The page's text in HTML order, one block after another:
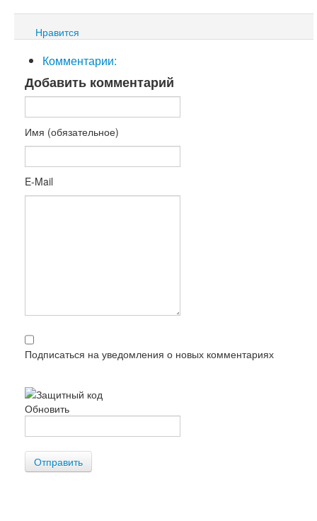
Нравится
Комментарии:
Добавить комментарий
Имя (обязательное)
E-Mail
Подписаться на уведомления о новых комментариях
Обновить
Отправить